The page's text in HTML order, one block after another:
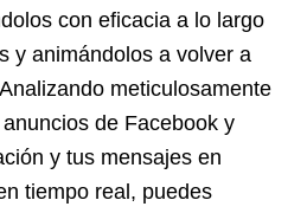
con eficacia a lo largo
y animándolos a volver a
meticulosamente
de Facebook y
y tus mensajes en
tiempo real, puedes